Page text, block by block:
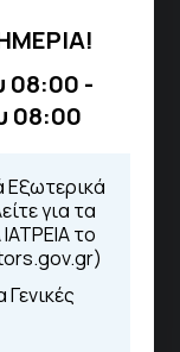
08:00 -
08:00
Εξωτερικά
για τα
το
Φλέμιγκ